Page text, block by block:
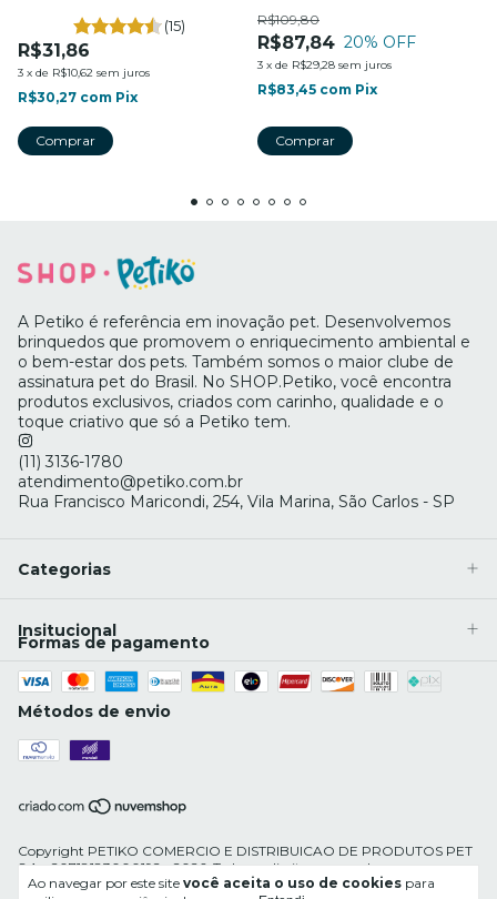
Ao navegar por este site você aceita o uso de cookies para
(15)
R$31,86
3 x de R$10,62 sem juros
R$30,27 com Pix
Comprar
R$87,84
R$109,80
20% OFF
3 x de R$29,28 sem juros
R$83,45 com Pix
A Petiko é referência em inovação pet. Desenvolvemos
brinquedos que promovem o enriquecimento ambiental e
o bem-estar dos pets. Também somos o maior clube de
assinatura pet do Brasil. No SHOP.Petiko, você encontra
produtos exclusivos, criados com carinho, qualidade e o
toque criativo que só a Petiko tem.
(11) 3136-1780
atendimento@petiko.com.br
Rua Francisco Maricondi, 254, Vila Marina, São Carlos - SP
Categorias
Insitucional
Formas de pagamento
Métodos de envio
Copyright PETIKO COMERCIO E DISTRIBUICAO DE PRODUTOS PET
S.A - 20718183000192 - 2026. Todos os direitos reservados.